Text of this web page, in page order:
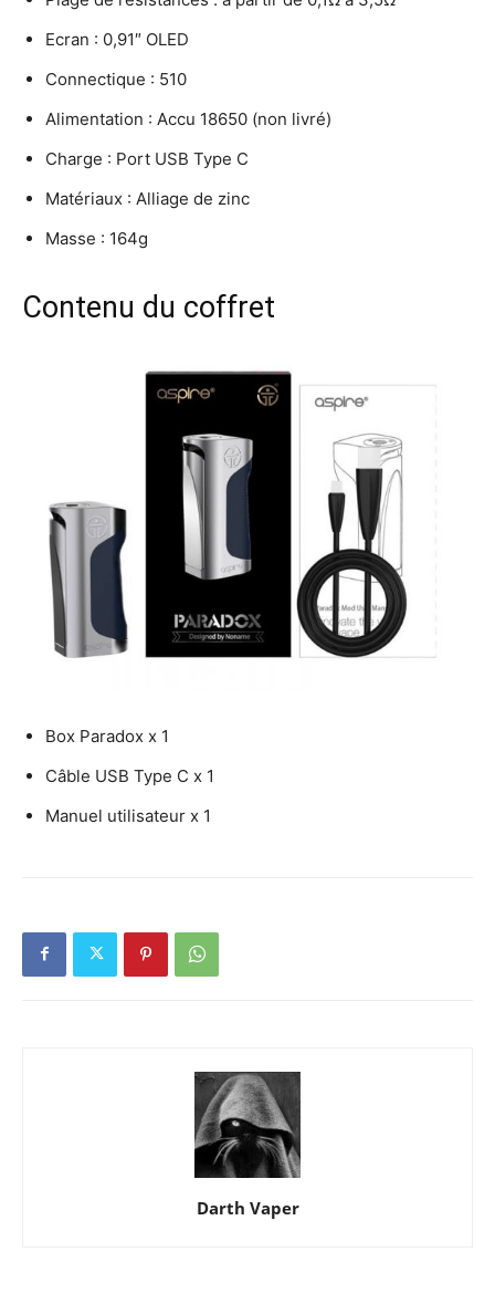
Ecran : 0,91″ OLED
Connectique : 510
Alimentation : Accu 18650 (non livré)
Charge : Port USB Type C
Matériaux : Alliage de zinc
Masse : 164g
Contenu du coffret
Box Paradox x 1
Câble USB Type C x 1
Manuel utilisateur x 1
Darth Vaper